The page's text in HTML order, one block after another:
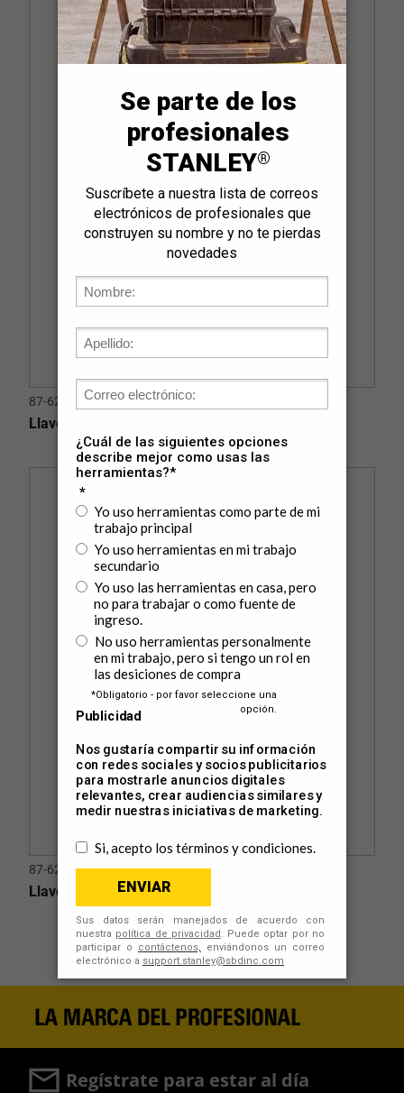
87-625
Llave de Tubo 18"(457 mm)
87-622
Llave de Tubo 10"(254 mm)
Regístrate para estar al día